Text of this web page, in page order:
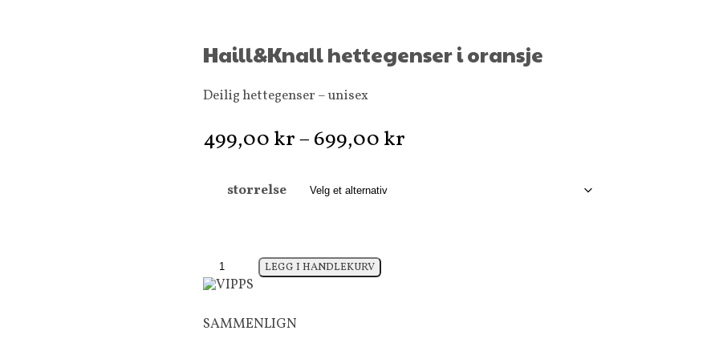
Haill&Knall hettegenser i oransje
Deilig hettegenser – unisex
499,00kr–699,00kr
storrelse
Haill&Knall
hettegenser
oransje
antall
LEGG I HANDLEKURV
SAMMENLIGN